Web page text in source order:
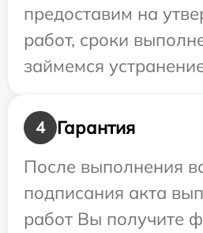
предоставим на
работ, сроки
займемся
4
Гарантия
После выполнения
подписания акта
работ Вы получите